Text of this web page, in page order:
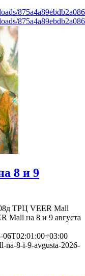
8 и 9
ТРЦ VEER Mall
Mall на 8 и 9 августа
06T02:01:00+03:00
na-8-i-9-avgusta-2026-